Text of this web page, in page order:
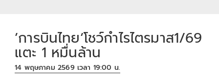
’การบินไทย‘โชว์กำไรไตรมาส1/69
แตะ 1 หมื่นล้าน
14 พฤษภาคม 2569 เวลา 19:00 น.